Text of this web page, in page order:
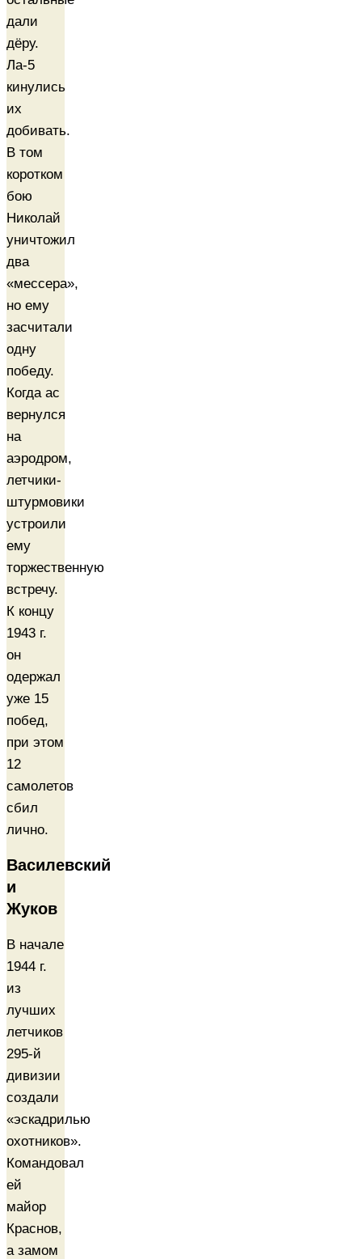
дали
дёру.
Ла-5
кинулись
их
добивать.
В том
коротком
бою
Николай
уничтожил
два
«мессера»,
но ему
засчитали
одну
победу.
Когда ас
вернулся
на
аэродром,
летчики-
штурмовики
устроили
ему
торжественную
встречу.
К концу
1943 г.
он
одержал
уже 15
побед,
при этом
12
самолетов
сбил
лично.
Василевский
и
Жуков
В начале
1944 г.
из
лучших
летчиков
295-й
дивизии
создали
«эскадрилью
охотников».
Командовал
ей
майор
Краснов,
а замом